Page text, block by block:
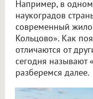
Например, в
наукоградов
современный
Кольцово». Как
отличаются от
сегодня называют
разберемся далее.